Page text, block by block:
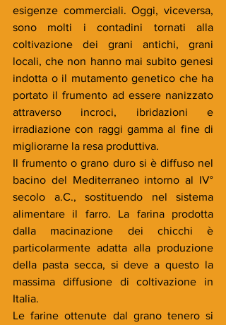
esigenze commerciali. Oggi, viceversa,
sono molti i contadini tornati alla
coltivazione dei grani antichi, grani
locali, che non hanno mai subito genesi
indotta o il mutamento genetico che ha
portato il frumento ad essere nanizzato
attraverso incroci, ibridazioni e
irradiazione con raggi gamma al fine di
migliorarne la resa produttiva.
Il frumento o grano duro si è diffuso nel
bacino del Mediterraneo intorno al IV°
secolo a.C., sostituendo nel sistema
alimentare il farro. La farina prodotta
dalla macinazione dei chicchi è
particolarmente adatta alla produzione
della pasta secca, si deve a questo la
massima diffusione di coltivazione in
Italia.
Le farine ottenute dal grano tenero si